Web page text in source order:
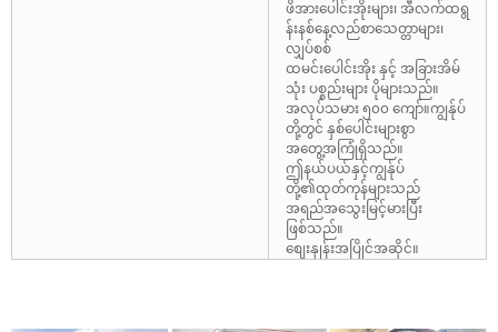
ဖိအားပေါင်းအိုးများ၊ အီလက်ထရွ
န်းနစ်နေ့လည်စာသေတ္တာများ၊
လျှပ်စစ်
ထမင်းပေါင်းအိုး နှင့် အခြားအိမ်
သုံး ပစ္စည်းများ ပိုများသည်။
အလုပ်သမား ၅၀၀ ကျော်။ကျွန်ုပ်
တို့တွင် နှစ်ပေါင်းများစွာ
အတွေ့အကြုံရှိသည်။
ဤနယ်ပယ်နှင့်ကျွန်ုပ်
တို့၏ထုတ်ကုန်များသည်
အရည်အသွေးမြင့်မားပြီး
ဖြစ်သည်။
စျေးနှုန်းအပြိုင်အဆိုင်။